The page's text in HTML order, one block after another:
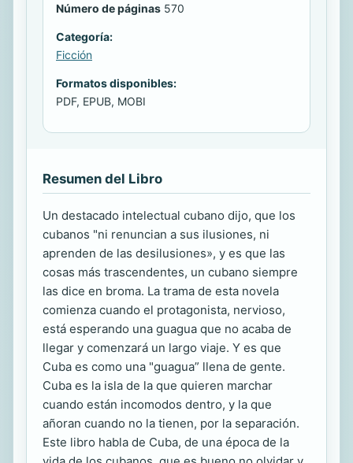
Número de páginas 570
Categoría:
Ficción
Formatos disponibles:
PDF, EPUB, MOBI
Resumen del Libro
Un destacado intelectual cubano dijo, que los
cubanos "ni renuncian a sus ilusiones, ni
aprenden de las desilusiones», y es que las
cosas más trascendentes, un cubano siempre
las dice en broma. La trama de esta novela
comienza cuando el protagonista, nervioso,
está esperando una guagua que no acaba de
llegar y comenzará un largo viaje. Y es que
Cuba es como una "guagua” llena de gente.
Cuba es la isla de la que quieren marchar
cuando están incomodos dentro, y la que
añoran cuando no la tienen, por la separación.
Este libro habla de Cuba, de una época de la